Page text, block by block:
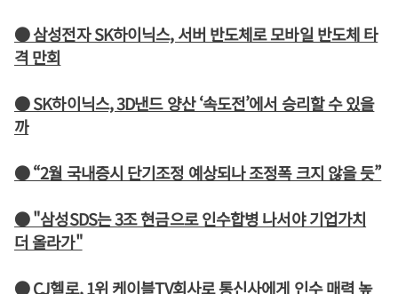
● 삼성전자 SK하이닉스, 서버 반도체로 모바일 반도체 타
격 만회
● SK하이닉스, 3D낸드 양산 ‘속도전’에서 승리할 수 있을
까
● “2월 국내증시 단기조정 예상되나 조정폭 크지 않을 듯”
● "삼성SDS는 3조 현금으로 인수합병 나서야 기업가치
더 올라가"
● CJ헬로, 1위 케이블TV회사로 통신사에게 인수 매력 높